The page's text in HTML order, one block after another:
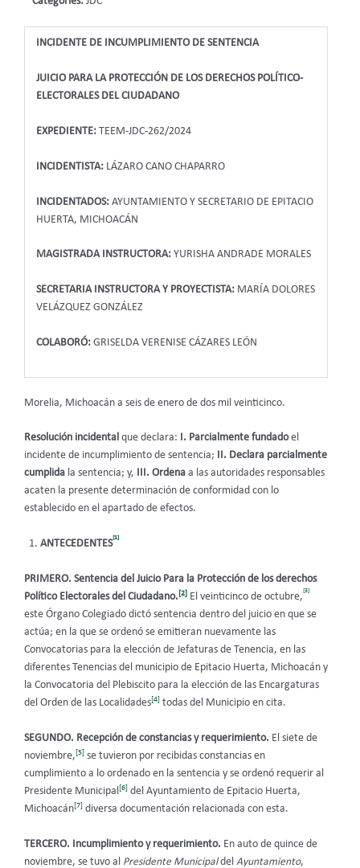
INCIDENTE DE INCUMPLIMIENTO DE SENTENCIA
JUICIO PARA LA PROTECCIÓN DE LOS DERECHOS POLÍTICO-
ELECTORALES DEL CIUDADANO
EXPEDIENTE: TEEM-JDC-262/2024
INCIDENTISTA: LÁZARO CANO CHAPARRO
INCIDENTADOS: AYUNTAMIENTO Y SECRETARIO DE EPITACIO
HUERTA, MICHOACÁN
MAGISTRADA INSTRUCTORA:YURISHA ANDRADE MORALES
SECRETARIA INSTRUCTORA Y PROYECTISTA:MARÍA DOLORES
VELÁZQUEZ GONZÁLEZ
COLABORÓ: GRISELDA VERENISE CÁZARES LEÓN
Morelia, Michoacán a seis de enero de dos mil veinticinco.
Resolución incidental que declara: I. Parcialmente fundadoel
incidente de incumplimiento de sentencia;
II. Declara parcialmente
cumplida la sentencia; y, III. Ordena a las autoridades responsables
acaten la presente determinación de conformidad con lo
establecido en el apartado de efectos.
ANTECEDENTES
[1]
PRIMERO. Sentencia del Juicio Para la Protección de los derechos
Político Electorales del Ciudadano. [2] El veinticinco de octubre,
[3]
este Órgano Colegiado dictó sentencia dentro del juicio en que se
actúa; en la que se ordenó se emitieran nuevamente las
Convocatorias para la elección de Jefaturas de Tenencia, en las
diferentes Tenencias del municipio de Epitacio Huerta, Michoacán y
la Convocatoria del Plebiscito para la elección de las Encargaturas
del Orden de las Localidades[4] todas del Municipio en cita.
SEGUNDO. Recepción de constancias y requerimiento. El siete de
noviembre,[5] se tuvieron por recibidas constancias en
cumplimiento a lo ordenado en la sentencia y se ordenó requerir al
Presidente Municipal [6] del Ayuntamiento de Epitacio Huerta,
Michoacán[7] diversa documentación relacionada con esta.
TERCERO. Incumplimiento y requerimiento. En auto de quince de
noviembre, se tuvo al Presidente Municipaldel Ayuntamiento,